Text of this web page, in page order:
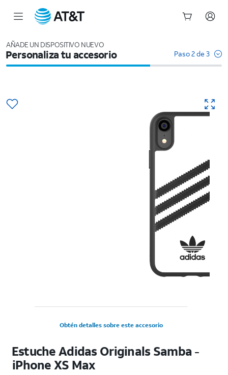
AÑADE UN DISPOSITIVO NUEVO
Personaliza tu accesorio Paso 2 de 3
Obtén detalles sobre este accesorio
Estuche Adidas Originals Samba -
iPhone XS Max